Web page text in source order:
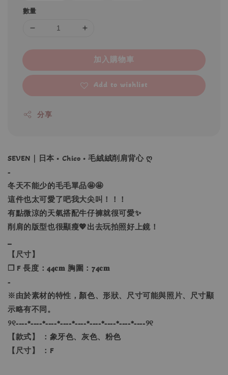
數量
加入購物車
Add to wishlist
分享
SEVEN｜日本 • Chico • 毛絨絨削肩背心 ღ
-
冬天不能少的毛毛單品🤩🤩
這件也太可愛了吧我大尖叫！！！
有點微涼的天氣搭配牛仔褲就很可愛✨
削肩的版型也很顯瘦💖出去玩拍照好上鏡！
【尺寸】
❐ F 長度：44𝐜𝐦 胸圍：74𝐜𝐦
-
※由於素材的特性，顏色、形狀、尺寸可能與照片、尺寸顯
示略有不同。
୨୧----*----*----*----*----*----*----*----*----୨୧
【款式】 ：象牙色、灰色、粉色
【尺寸】 ：F